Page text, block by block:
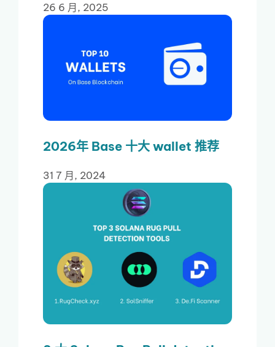
26 6 月, 2025
2026年 Base 十大 wallet 推荐
31 7 月, 2024